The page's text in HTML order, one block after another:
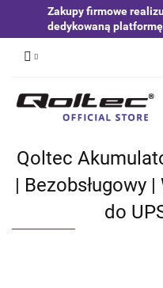
Zakupy firmowe
dedykowaną
Qoltec
| Bezobsługowy
do